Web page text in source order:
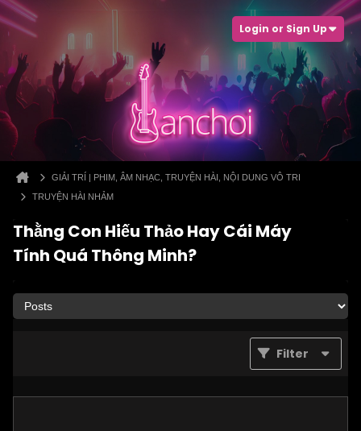
Login or Sign Up
GIẢI TRÍ | PHIM, ÂM NHẠC, TRUYỆN HÀI, NỘI DUNG VÔ TRI
TRUYỆN HÀI NHẢM
Thằng Con Hiếu Thảo Hay Cái Máy
Tính Quá Thông Minh?
Filter